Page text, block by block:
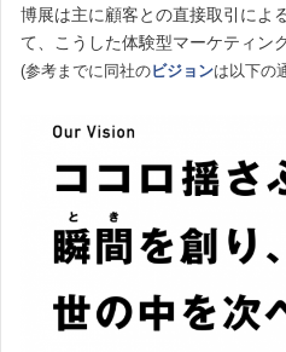
博展は主に顧客との直接取引によ
て、こうした体験型マーケティン
(参考までに同社のビジョンは以下の